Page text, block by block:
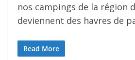
nos campings de la région
deviennent des havres de
Read More